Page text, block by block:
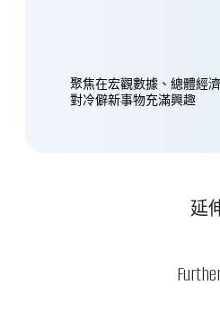
聚焦在宏觀數據、總體經
對冷僻新事物充滿興趣
延